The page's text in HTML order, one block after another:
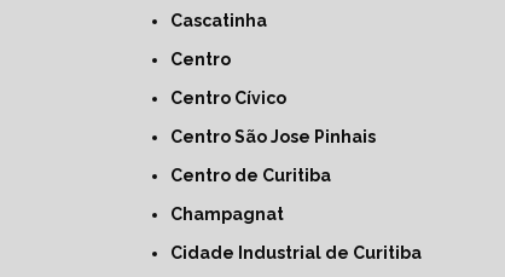
Cascatinha
Centro
Centro Cívico
Centro São Jose Pinhais
Centro de Curitiba
Champagnat
Cidade Industrial de Curitiba